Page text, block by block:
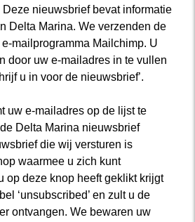
nieuwsbrief bevat informatie
Delta Marina. We verzenden de
mailprogramma Mailchimp. U
door uw e-mailadres in te vullen
u in voor de nieuwsbrief’.
uw e-mailadres op de lijst te
Delta Marina nieuwsbrief
die wij versturen is
waarmee u zich kunt
op deze knop heeft geklikt krijgt
‘unsubscribed’ en zult u de
ontvangen. We bewaren uw